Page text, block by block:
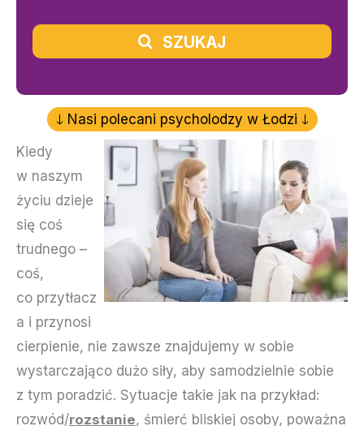
SZUKAJ
Nasi polecani psycholodzy w Łodzi
Kiedy
w naszym
życiu dzieje
się coś
trudnego –
coś,
co przytłacz
a i przynosi
cierpienie, nie zawsze znajdujemy w sobie
wystarczająco dużo siły, aby samodzielnie sobie
z tym poradzić. Sytuacje takie jak na przykład:
rozwód/rozstanie, śmierć bliskiej osoby, poważna